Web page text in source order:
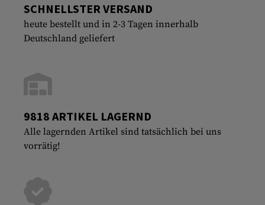
SCHNELLSTER VERSAND
heute bestellt und in 2-3 Tagen innerhalb
Deutschland geliefert
9818 ARTIKEL LAGERND
Alle lagernden Artikel sind tatsächlich bei uns
vorrätig!